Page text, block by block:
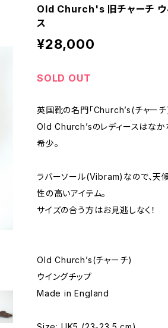
Old Church's 旧チャーチ ウ
ス
¥28,000
SOLD OUT
英国靴の名門「Church’s(チャーチ)
Old Church’sのレディースはなか
希少。
ラバーソール(Vibram)なので、天
性の高いアイテム。
サイズの合う方はお見逃しなく！
Old Church’s(チャーチ)
ウイングチップ
Made in England